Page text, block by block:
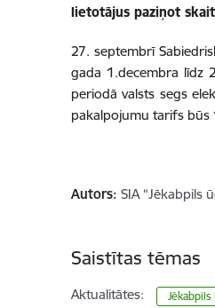
lietotājus paziņot
27. septembrī
gada 1.decembra līdz
periodā valsts segs
pakalpojumu tarifs būs
Autors: SIA “Jēkabpils
Saistītas tēmas
Aktualitātes: Jēkabpils